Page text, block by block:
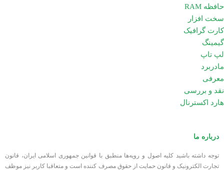
حافظه RAM
سخت افزار
کارت گرافیک
گیمینگ
لپ تاپ
مادربرد
معرفی
نقد و بررسی
هارد اکسترنال
درباره ما
توجه داشته باشید کلیه اصول و رویه‏‌ها منطبق با قوانین جمهوری اسلامی ایران، قانون
تجارت الکترونیک و قانون حمایت از حقوق مصرف کننده است و متعاقبا کاربر نیز موظف